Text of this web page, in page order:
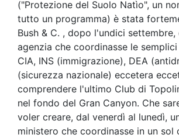
("Protezione del Suolo Natìo", un
tutto un programma) è stata
Bush & C. , dopo l'undici
agenzia che coordinasse le
CIA, INS (immigrazione), DEA
(sicurezza nazionale) eccetera
comprendere l'ultimo Club di
nel fondo del Gran Canyon. Che
voler creare, dal venerdì al lunedì,
ministero che coordinasse in un sol